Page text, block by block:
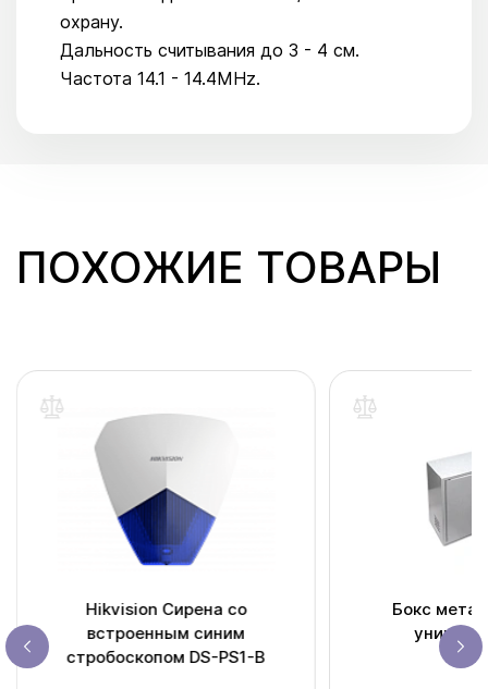
охрану.
Дальность считывания до 3 - 4 см.
Частота 14.1 - 14.4MHz.
ПОХОЖИЕ ТОВАРЫ
Hikvision Сирена со
встроенным синим
стробоскопом DS-PS1-B
Бокс